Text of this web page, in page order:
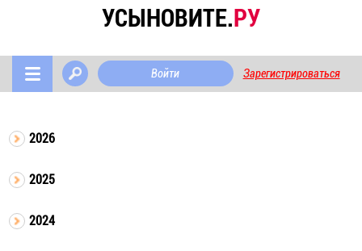
УСЫНОВИТЕ.РУ
Войти Зарегистрироваться
2026
2025
2024